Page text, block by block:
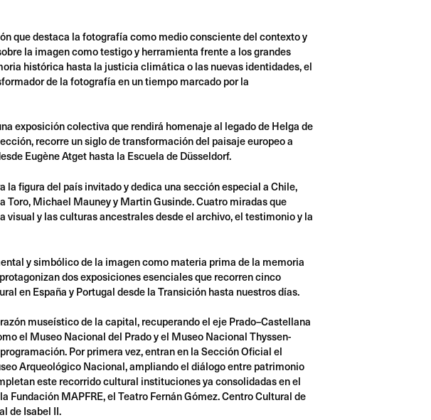
que destaca la fotografía como medio consciente del contexto y
la imagen como testigo y herramienta frente a los grandes
histórica hasta la justicia climática o las nuevas identidades, el
de la fotografía en un tiempo marcado por la
exposición colectiva que rendirá homenaje al legado de Helga de
recorre un siglo de transformación del paisaje europeo a
Eugène Atget hasta la Escuela de Düsseldorf.
la figura del país invitado y dedica una sección especial a Chile,
Toro, Michael Mauney y Martin Gusinde. Cuatro miradas que
y las culturas ancestrales desde el archivo, el testimonio y la
y simbólico de la imagen como materia prima de la memoria
dos exposiciones esenciales que recorren cinco
en España y Portugal desde la Transición hasta nuestros días.
museístico de la capital, recuperando el eje Prado–Castellana
el Museo Nacional del Prado y el Museo Nacional Thyssen-
Por primera vez, entran en la Sección Oficial el
Arqueológico Nacional, ampliando el diálogo entre patrimonio
este recorrido cultural instituciones ya consolidadas en el
Fundación MAPFRE, el Teatro Fernán Gómez. Centro Cultural de
de Isabel II.